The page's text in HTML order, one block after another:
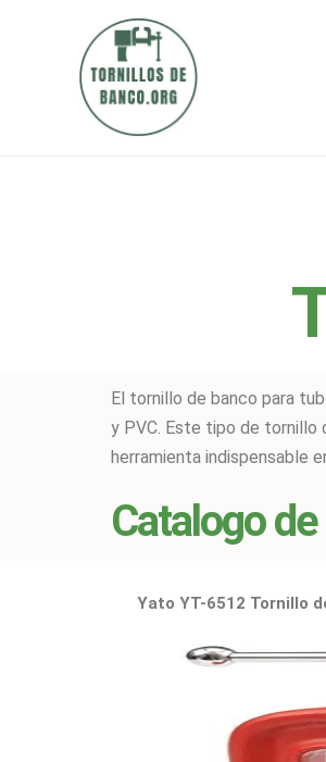
El tornillo de banco para
y PVC. Este tipo de tornillo
herramienta indispensable
Catalogo
Yato YT-6512 Tornillo